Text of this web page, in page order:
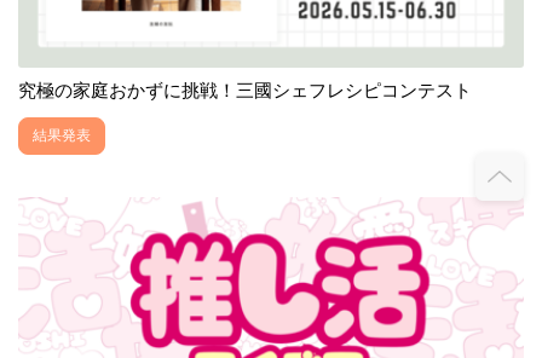
究極の家庭おかずに挑戦！三國シェフレシピコンテスト
結果発表